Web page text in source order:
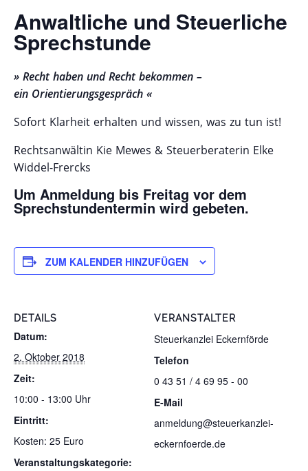
Anwaltliche und Steuerliche
Sprechstunde
» Recht haben und Recht bekommen –
ein Orientierungsgespräch «
Sofort Klarheit erhalten und wissen, was zu tun ist!
Rechtsanwältin Kie Mewes & Steuerberaterin Elke
Widdel-Frercks
Um Anmeldung bis Freitag vor dem
Sprechstundentermin wird gebeten.
ZUM KALENDER HINZUFÜGEN
DETAILS
Datum:
2. Oktober 2018
Zeit:
10:00 - 13:00 Uhr
Eintritt:
Kosten: 25 Euro
Veranstaltungskategorie:
VERANSTALTER
Steuerkanzlei Eckernförde
Telefon
0 43 51 / 4 69 95 - 00
E-Mail
anmeldung@steuerkanzlei-
eckernfoerde.de